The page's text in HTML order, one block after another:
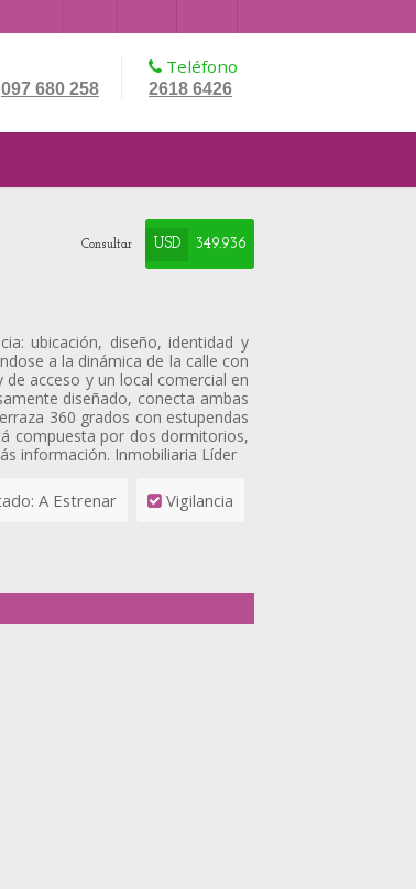
097 680 258
Teléfono
2618 6426
Consultar USD 349.936
ubicación, diseño, identidad y
a la dinámica de la calle con
acceso y un local comercial en
diseñado, conecta ambas
360 grados con estupendas
compuesta por dos dormitorios,
información. Inmobiliaria Líder
A Estrenar Vigilancia